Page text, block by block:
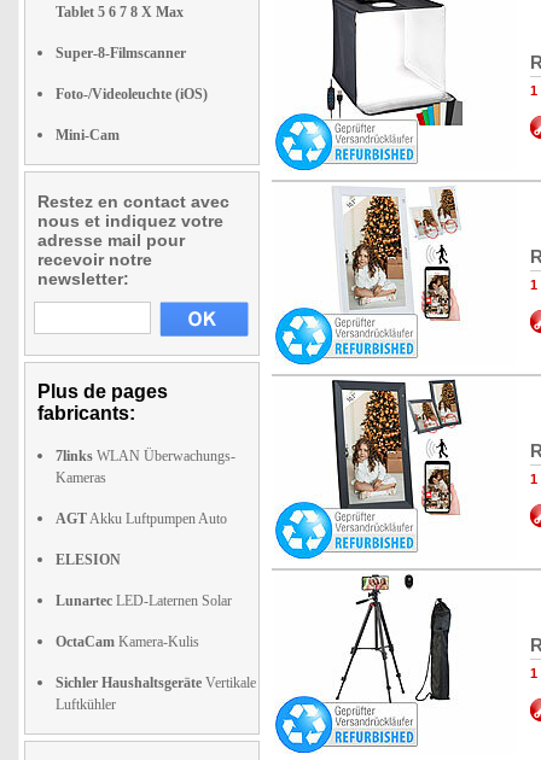
Tablet 5 6 7 8 X Max
Super-8-Filmscanner
Foto-/Videoleuchte (iOS)
Mini-Cam
Restez en contact avec
nous et indiquez votre
adresse mail pour
recevoir notre
newsletter:
Plus de pages
fabricants:
7links WLAN Überwachungs-
Kameras
AGTAkku Luftpumpen Auto
ELESION
Lunartec LED-Laternen Solar
OctaCam Kamera-Kulis
Sichler Haushaltsgeräte Vertikale
Luftkühler
1
1
1
1